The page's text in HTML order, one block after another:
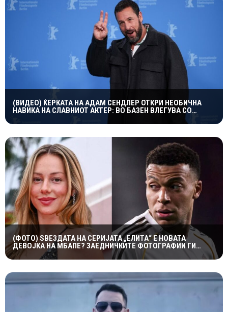
(ВИДЕО) ЌЕРКАТА НА АДАМ СЕНДЛЕР ОТКРИ НЕОБИЧНА
НАВИКА НА СЛАВНИОТ АКТЕР: ВО БАЗЕН ВЛЕГУВА СО
(ФОТО) ЅВЕЗДАТА НА СЕРИЈАТА „ЕЛИТА“ Е НОВАТА
ДЕВОЈКА НА МБАПЕ? ЗАЕДНИЧКИТЕ ФОТОГРАФИИ ГИ
РАЗГОРЕА ГЛАСИНИТЕ